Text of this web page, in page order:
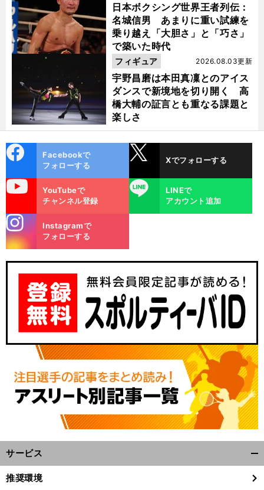
日本ボクシング世界王者列伝：
名城信男 あまりに重い試練を
乗り越え「大胆さ」と「巧さ」
で築いた時代
宇野昌磨は本田真凜とのアイス
ダンスで新境地を切り開く 高
橋大輔の証言とも重なる課題と
楽しさ
2026.08.03更新
フィギュア
ok
Facebookで
フォローする
Xでフォローする
YouTubeで
チャンネル登録
LINE
LINEで
アカウント追加
m
Instagramで
フォローする
サービス
閉
推奨環境